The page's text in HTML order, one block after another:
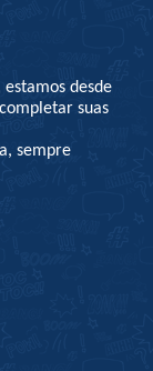
desde
suas
sempre